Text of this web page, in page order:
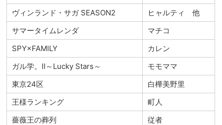
ヴィンランド・サガ SEASON2
ヒャルティ 他
サマータイムレンダ
マチコ
SPY×FAMILY
カレン
ガル学。Ⅱ～Lucky Stars～
モモママ
東京24区
白樺美野里
王様ランキング
町人
薔薇王の葬列
従者